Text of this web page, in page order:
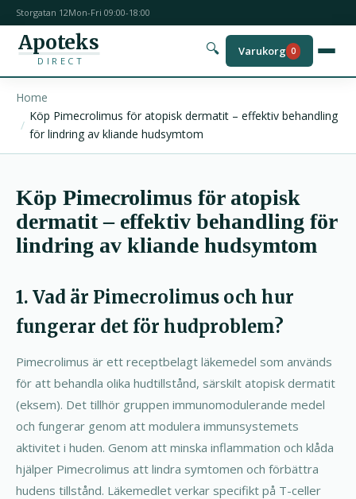
Storgatan 12Mon-Fri 09:00-18:00
Apoteks
DIRECT
🔍 Varukorg 0
Home
Köp Pimecrolimus för atopisk dermatit – effektiv behandling
för lindring av kliande hudsymtom
Köp Pimecrolimus för atopisk
dermatit – effektiv behandling för
lindring av kliande hudsymtom
1. Vad är Pimecrolimus och hur
fungerar det för hudproblem?
Pimecrolimus är ett receptbelagt läkemedel som används
för att behandla olika hudtillstånd, särskilt atopisk dermatit
(eksem). Det tillhör gruppen immunomodulerande medel
och fungerar genom att modulera immunsystemets
aktivitet i huden. Genom att minska inflammation och klåda
hjälper Pimecrolimus att lindra symtomen och förbättra
hudens tillstånd. Läkemedlet verkar specifikt på T-celler